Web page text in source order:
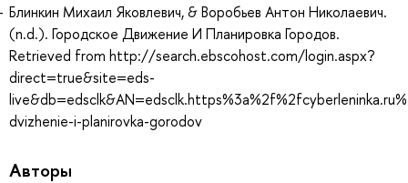
Блинкин Михаил Яковлевич, & Воробьев Антон Николаевич.
(n.d.). Городское Движение И Планировка Городов.
Retrieved from http://search.ebscohost.com/login.aspx?
direct=true&site=eds-
dvizhenie-i-planirovka-gorodov
Авторы